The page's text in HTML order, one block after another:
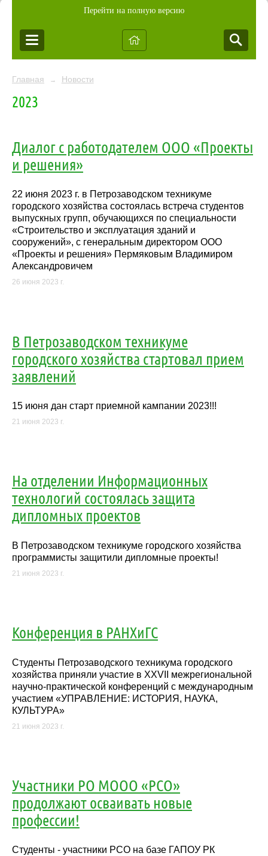
Перейти на полную версию
Главная → Новости
2023
Диалог с работодателем ООО «Проекты
и решения»
22 июня 2023 г. в Петрозаводском техникуме
городского хозяйства состоялась встреча студентов
выпускных групп, обучающихся по специальности
«Строительство и эксплуатация зданий и
сооружений», с генеральным директором ООО
«Проекты и решения» Пермяковым Владимиром
Александровичем
26 июня 2023 г.
В Петрозаводском техникуме
городского хозяйства стартовал прием
заявлений
15 июня дан старт приемной кампании 2023!!!
21 июня 2023 г.
На отделении Информационных
технологий состоялась защита
дипломных проектов
В Петрозаводском техникуме городского хозяйства
программисты защитили дипломные проекты!
21 июня 2023 г.
Конференция в РАНХиГС
Студенты Петрозаводского техникума городского
хозяйства приняли участие в ХХVII межрегиональной
научно-практической конференций с международным
участием «УПРАВЛЕНИЕ: ИСТОРИЯ, НАУКА,
КУЛЬТУРА»
21 июня 2023 г.
Участники РО МООО «РСО»
продолжают осваивать новые
профессии!
Студенты - участники РСО на базе ГАПОУ РК